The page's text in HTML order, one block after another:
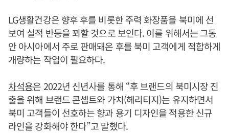
LG생활건강은 향후 후를 비롯한 주력 화장품을 북미에 선
보여 실적 반등을 꾀할 것으로 보인다. 이를 위해서는 그동
안 아시아에서 주로 판매돼온 후를 북미 고객에게 적합하게
개량하는 작업이 필요하다.
차석용은 2022년 신년사를 통해 “후 브랜드의 북미시장 진
출을 위해 브랜드 콘셉트와 가치(헤리티지)는 유지하면서
북미 고객들이 선호하는 향과 용기 디자인을 적용한 신규
라인을 강화해야 한다”고 말했다.